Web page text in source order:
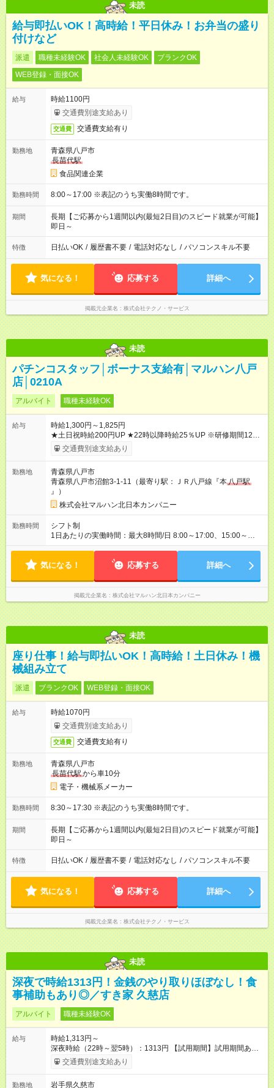
未読
給与即払いOK！高時給！平日休み！お弁当の盛り
付けなど
派遣 職種未経験OK 社会人未経験OK
ブランクOK
WEB登録・面接OK
給与
時給1100円
交通費別途支給あり
交通費 交通費支給有り
勤務地
青森県八戸市
長苗代駅
食品関連企業
勤務時間 8:00～17:00 ※表記のうち実働8時間です。
期間
長期【ご応募から1週間以内(最短2日目)のスピード就業が可能】
即日～
特徴 日払いOK / 履歴書不要 / 電話対応なし / パソコンスキル不要
気になる！ 応募する 詳細へ
掲載元企業名 株式会社テクノ・サービス
未読
パチンコスタッフ│ボーナス支給有│マルハン八戸
店│0210A
アルバイト 職種未経験OK
給与
時給1,300円～1,825円
★土日祝時給200円UP ★22時以降時給25％UP ※研修期間125時
間(最大250時間)までは、時給1250円 【試用期間】試用期間な
交通費別途支給あり
勤務地
青森県八戸市
青森県八戸市沼館3-1-11（最寄り駅：ＪＲ八戸線『本八戸駅
』）
株式会社マルハン北日本カンパニー
勤務時間
シフト制
1日あたりの実働時間：最大8時間/日 8:00～17:00、15:00～
24:00 実働1日4時間 ・最低勤務日数：週2日 ★フリーター・学
気になる！ 応募する 詳細へ
掲載元企業名 株式会社マルハン北日本カンパニー
未読
座り仕事！給与即払いOK！高時給！土日休み！機
械組み立て
派遣 ブランクOK WEB登録・面接OK
給与
時給1070円
交通費別途支給あり
交通費 交通費支給有り
勤務地
青森県八戸市
長苗代駅から車10分
電子・機械系メーカー
勤務時間 8:30～17:30 ※表記のうち実働8時間です。
期間
長期【ご応募から1週間以内(最短2日目)のスピード就業が可能】
即日～
特徴 日払いOK / 履歴書不要 / 電話対応なし / パソコンスキル不要
気になる！ 応募する 詳細へ
掲載元企業名 株式会社テクノ・サービス
未読
深夜で時給1313円！金銭のやり取りほぼなし！食
事補助もあり◎／すき家 久慈店
アルバイト 職種未経験OK
給与
時給1,313円～
深夜時給（22時～翌5時）：1313円 【試用期間】試用期間あり
試用期間の長さ：1ヶ月 雇用形態、給与は本採用時と同じです。
試用期間の実態は30日（※条件変更なし）ですが、切り上げで
交通費別途支給あり
勤務地 岩手県久慈市